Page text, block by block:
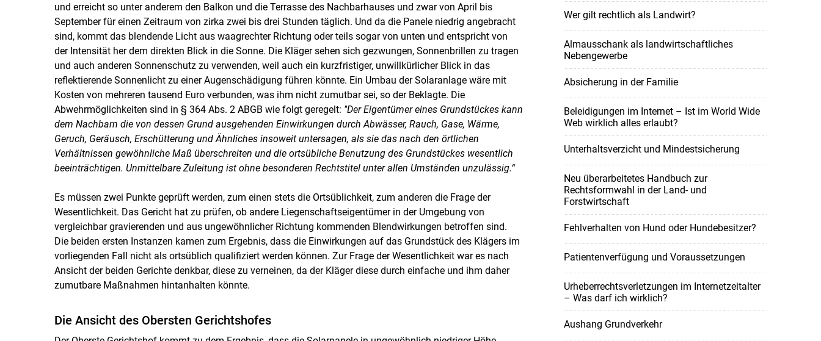
und erreicht so unter anderem den Balkon und die Terrasse des Nachbarhauses und zwar von April bis
September für einen Zeitraum von zirka zwei bis drei Stunden täglich. Und da die Panele niedrig angebracht
sind, kommt das blendende Licht aus waagrechter Richtung oder teils sogar von unten und entspricht von
der Intensität her dem direkten Blick in die Sonne. Die Kläger sehen sich gezwungen, Sonnenbrillen zu tragen
und auch anderen Sonnenschutz zu verwenden, weil auch ein kurzfristiger, unwillkürlicher Blick in das
reflektierende Sonnenlicht zu einer Augenschädigung führen könnte. Ein Umbau der Solaranlage wäre mit
Kosten von mehreren tausend Euro verbunden, was ihm nicht zumutbar sei, so der Beklagte. Die
Abwehrmöglichkeiten sind in § 364 Abs. 2 ABGB wie folgt geregelt: "Der Eigentümer eines Grundstückes kann
dem Nachbarn die von dessen Grund ausgehenden Einwirkungen durch Abwässer, Rauch, Gase, Wärme,
Geruch, Geräusch, Erschütterung und Ähnliches insoweit untersagen, als sie das nach den örtlichen
Verhältnissen gewöhnliche Maß überschreiten und die ortsübliche Benutzung des Grundstückes wesentlich
beeinträchtigen. Unmittelbare Zuleitung ist ohne besonderen Rechtstitel unter allen Umständen unzulässig.“
Es müssen zwei Punkte geprüft werden, zum einen stets die Ortsüblichkeit, zum anderen die Frage der
Wesentlichkeit. Das Gericht hat zu prüfen, ob andere Liegenschaftseigentümer in der Umgebung von
vergleichbar gravierenden und aus ungewöhnlicher Richtung kommenden Blendwirkungen betroffen sind.
Die beiden ersten Instanzen kamen zum Ergebnis, dass die Einwirkungen auf das Grundstück des Klägers im
vorliegenden Fall nicht als ortsüblich qualifiziert werden können. Zur Frage der Wesentlichkeit war es nach
Ansicht der beiden Gerichte denkbar, diese zu verneinen, da der Kläger diese durch einfache und ihm daher
zumutbare Maßnahmen hintanhalten könnte.
Die Ansicht des Obersten Gerichtshofes
Wer gilt rechtlich als Landwirt?
Almausschank als landwirtschaftliches
Nebengewerbe
Absicherung in der Familie
Beleidigungen im Internet – Ist im World Wide
Web wirklich alles erlaubt?
Unterhaltsverzicht und Mindestsicherung
Neu überarbeitetes Handbuch zur
Rechtsformwahl in der Land- und
Forstwirtschaft
Fehlverhalten von Hund oder Hundebesitzer?
Patientenverfügung und Voraussetzungen
Urheberrechtsverletzungen im Internetzeitalter
– Was darf ich wirklich?
Aushang Grundverkehr